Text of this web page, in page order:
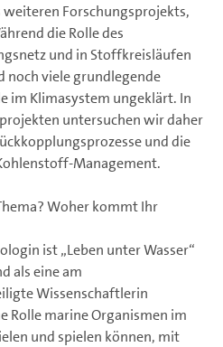
Forschungsprojekts,
die Rolle des
und in Stoffkreisläufen
noch viele grundlegende
im Klimasystem ungeklärt. In
untersuchen wir daher
und die
Management.
Woher kommt Ihr
ist „Leben unter Wasser“
als eine am
Wissenschaftlerin
Rolle marine Organismen im
und spielen können, mit